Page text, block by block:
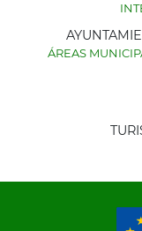
AYUNTAMIENTO
ÁREAS